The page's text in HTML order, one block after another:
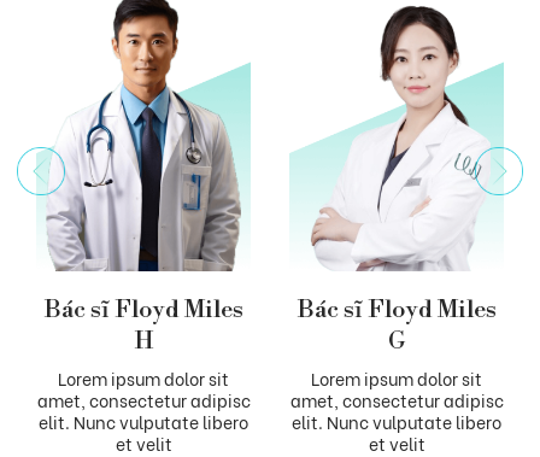
Bác sĩ Floyd Miles
H
Lorem ipsum dolor sit
amet, consectetur adipisc
elit. Nunc vulputate libero
et velit
Bác sĩ Floyd Miles
G
Lorem ipsum dolor sit
amet, consectetur adipisc
elit. Nunc vulputate libero
et velit